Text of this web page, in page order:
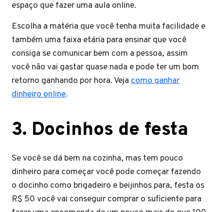
espaço que fazer uma aula online.
Escolha a matéria que você tenha muita facilidade e
também uma faixa etária para ensinar que você
consiga se comunicar bem com a pessoa, assim
você não vai gastar quase nada e pode ter um bom
retorno ganhando por hora. Veja como ganhar
dinheiro online.
3. Docinhos de festa
Se você se dá bem na cozinha, mas tem pouco
dinheiro para começar você pode começar fazendo
o docinho como brigadeiro e beijinhos para, festa os
R$ 50 você vai conseguir comprar o suficiente para